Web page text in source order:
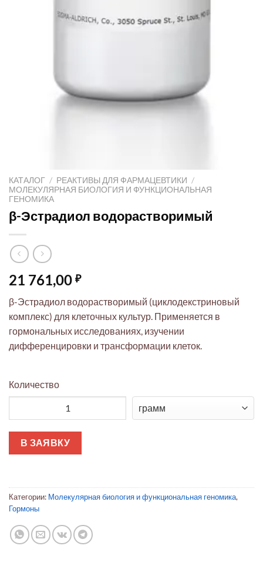
КАТАЛОГ / РЕАКТИВЫ ДЛЯ ФАРМАЦЕВТИКИ /
МОЛЕКУЛЯРНАЯ БИОЛОГИЯ И ФУНКЦИОНАЛЬНАЯ
ГЕНОМИКА
β-Эстрадиол водорастворимый
21 761,00 ₽
β-Эстрадиол водорастворимый (циклодекстриновый
комплекс) для клеточных культур. Применяется в
гормональных исследованиях, изучении
дифференцировки и трансформации клеток.
Количество
В ЗАЯВКУ
Категории: Молекулярная биология и функциональная геномика,
Гормоны